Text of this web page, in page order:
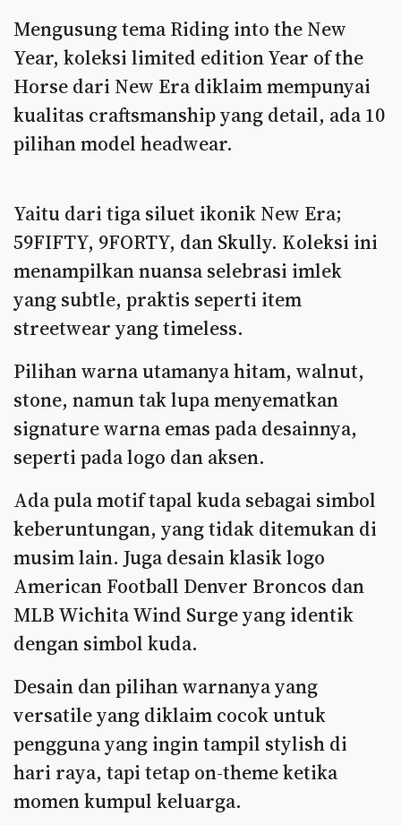
Mengusung tema Riding into the New
Year, koleksi limited edition Year of the
Horse dari New Era diklaim mempunyai
kualitas craftsmanship yang detail, ada 10
pilihan model headwear.
Yaitu dari tiga siluet ikonik New Era;
59FIFTY, 9FORTY, dan Skully. Koleksi ini
menampilkan nuansa selebrasi imlek
yang subtle, praktis seperti item
streetwear yang timeless.
Pilihan warna utamanya hitam, walnut,
stone, namun tak lupa menyematkan
signature warna emas pada desainnya,
seperti pada logo dan aksen.
Ada pula motif tapal kuda sebagai simbol
keberuntungan, yang tidak ditemukan di
musim lain. Juga desain klasik logo
American Football Denver Broncos dan
MLB Wichita Wind Surge yang identik
dengan simbol kuda.
Desain dan pilihan warnanya yang
versatile yang diklaim cocok untuk
pengguna yang ingin tampil stylish di
hari raya, tapi tetap on-theme ketika
momen kumpul keluarga.